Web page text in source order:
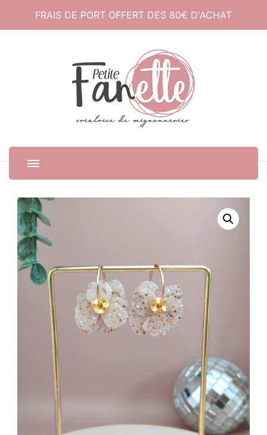
FRAIS DE PORT OFFERT DES 80€ D'ACHAT
Petite Fanette
Créatrice de mignonneries